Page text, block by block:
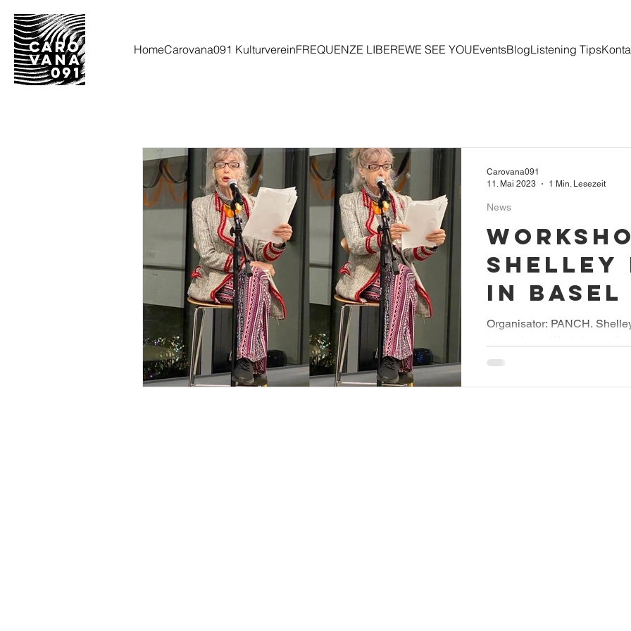
HomeCarovana091 KulturvereinFREQUENZE LIBEREWE SEE YOUEventsBlogListening Tips
Shelley
in basel
Organisator: PANCH. Shelley Hirsch in BASEL einen ihrer
besonderen Workshops
hier in der Schweiz.
News
Carovana091
11. Mai 2023
1 Min. Lesezeit